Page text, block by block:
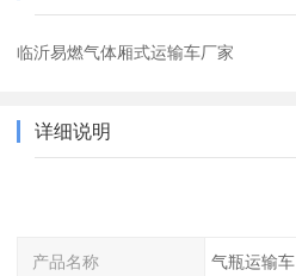
临沂易燃气体厢式运输车厂家
详细说明
产品名称 气瓶运输车